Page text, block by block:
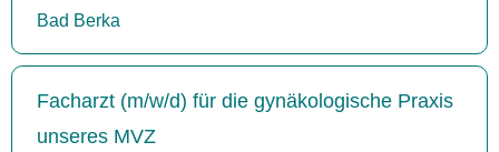
Bad Berka
Facharzt (m/w/d) für die gynäkologische Praxis
unseres MVZ